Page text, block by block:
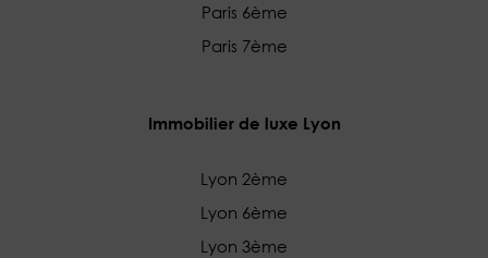
Paris 6ème
Paris 7ème
Immobilier de luxe Lyon
Lyon 2ème
Lyon 6ème
Lyon 3ème